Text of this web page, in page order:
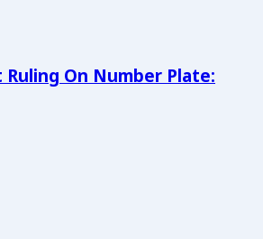
Ruling On Number Plate: